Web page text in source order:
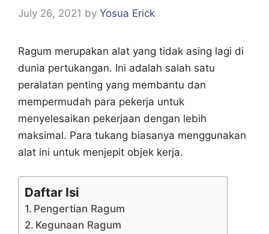
July 26, 2021 by Yosua Erick
Ragum merupakan alat yang tidak asing lagi di
dunia pertukangan. Ini adalah salah satu
peralatan penting yang membantu dan
mempermudah para pekerja untuk
menyelesaikan pekerjaan dengan lebih
maksimal. Para tukang biasanya menggunakan
alat ini untuk menjepit objek kerja.
Daftar Isi
Pengertian Ragum
Kegunaan Ragum